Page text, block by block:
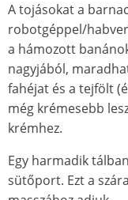
A tojásokat a
robotgéppel/
a hámozott
nagyjából,
fahéjat és a tejfölt
még krémesebb
krémhez.
Egy harmadik
sütőport. Ezt a